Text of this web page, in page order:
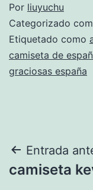
Por liuyuchu
Categorizado
Etiquetado como
camiseta de
graciosas españa
de
Entrada
camiseta